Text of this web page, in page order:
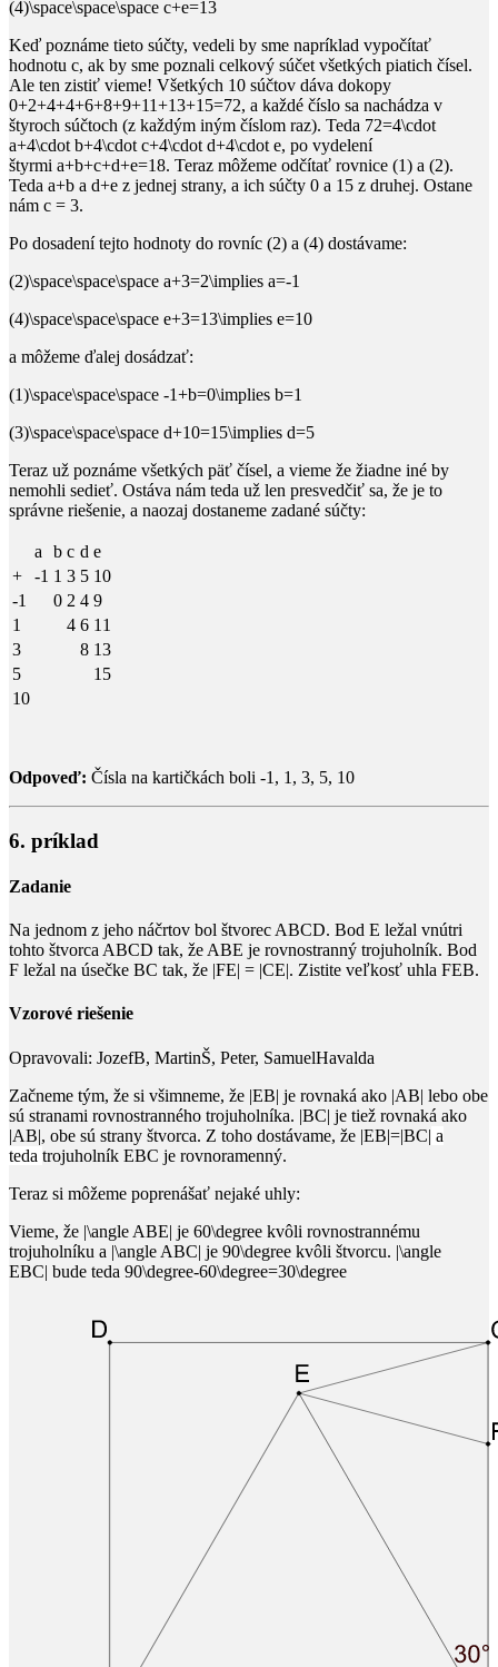
(4)\space\space\space c+e=13
Keď poznáme tieto súčty, vedeli by sme napríklad vypočítať
hodnotu c, ak by sme poznali celkový súčet všetkých piatich čísel.
Ale ten zistiť vieme! Všetkých 10 súčtov dáva dokopy
0+2+4+4+6+8+9+11+13+15=72, a každé číslo sa nachádza v
štyroch súčtoch (z každým iným číslom raz). Teda 72=4\cdot
a+4\cdot b+4\cdot c+4\cdot d+4\cdot e, po vydelení
štyrmi a+b+c+d+e=18. Teraz môžeme odčítať rovnice (1) a (2).
Teda a+b a d+e z jednej strany, a ich súčty 0 a 15 z druhej. Ostane
nám c = 3.
Po dosadení tejto hodnoty do rovníc (2) a (4) dostávame:
(2)\space\space\space a+3=2\implies a=-1
(4)\space\space\space e+3=13\implies e=10
a môžeme ďalej dosádzať:
(1)\space\space\space -1+b=0\implies b=1
(3)\space\space\space d+10=15\implies d=5
Teraz už poznáme všetkých päť čísel, a vieme že žiadne iné by
nemohli sedieť. Ostáva nám teda už len presvedčiť sa, že je to
správne riešenie, a naozaj dostaneme zadané súčty:
a b c d e
+
-1 1 3 5 10
-1
0 2 4 9
1
4 6 11
3
8 13
5
15
10
Odpoveď: Čísla na kartičkách boli -1 , 1 , 3, 5, 10
6. príklad
Zadanie
Na jednom z jeho náčrtov bol štvorec ABCD. Bod E ležal vnútri
tohto štvorca ABCD tak, že ABE je rovnostranný trojuholník. Bod
F ležal na úsečke BC tak, že |FE| = |CE|. Zistite veľkosť uhla FEB.
Vzorové riešenie
Opravovali: JozefB, MartinŠ, Peter, SamuelHavalda
Začneme tým, že si všimneme, že |EB| ​ je rovnaká ako |AB| lebo obe
sú stranami rovnostranného trojuholníka. |BC| ​ je tiež rovnaká ako
|AB|​, obe sú strany štvorca. Z toho dostávame, že |EB|=|BC| a
teda trojuholník EBC ​ je rovnoramenný.
Teraz si môžeme poprenášať nejaké uhly:
Vieme, že |\angle ABE| ​ je 60\degree ​ kvôli rovnostrannému
trojuholníku a |\angle ABC| ​ je 90\degree ​ kvôli štvorcu. |\angle
EBC| bude teda 90\degree-60\degree=30\degree